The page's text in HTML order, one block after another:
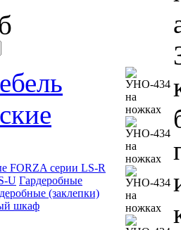
FORZA серии LS-R
U Гардеробные
(заклепки)
шкаф